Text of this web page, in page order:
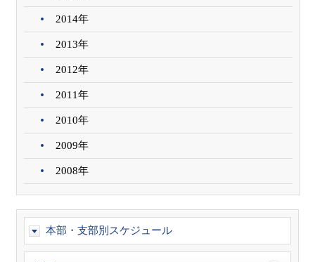
2014年
2013年
2012年
2011年
2010年
2009年
2008年
本部・支部別スケジュール